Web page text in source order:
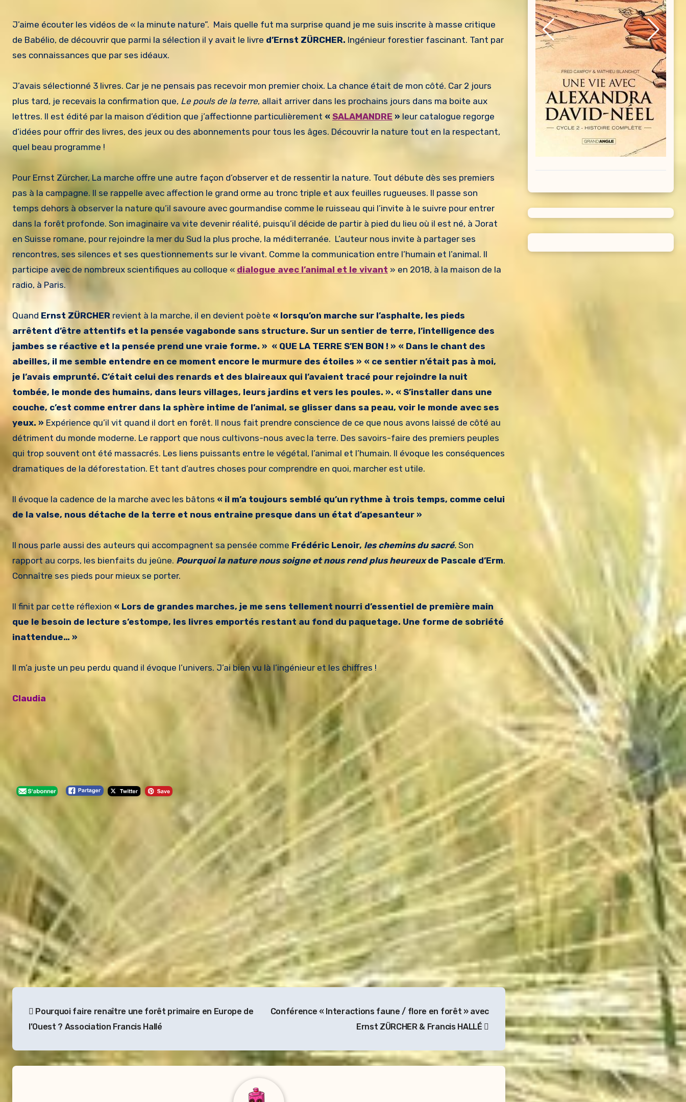
J’aime écouter les vidéos de « la minute nature”. Mais quelle fut ma surprise quand je me suis inscrite à masse critique
de Babélio, de découvrir que parmi la sélection il y avait le livre d’Ernst ZÜRCHER. Ingénieur forestier fascinant. Tant par
ses connaissances que par ses idéaux.
J’avais sélectionné 3 livres. Car je ne pensais pas recevoir mon premier choix. La chance était de mon côté. Car 2 jours
plus tard, je recevais la confirmation que, Le pouls de la terre, allait arriver dans les prochains jours dans ma boite aux
lettres. Il est édité par la maison d’édition que j’affectionne particulièrement « SALAMANDRE » leur catalogue regorge
d’idées pour offrir des livres, des jeux ou des abonnements pour tous les âges. Découvrir la nature tout en la respectant,
quel beau programme !
Pour Ernst Zürcher, La marche offre une autre façon d’observer et de ressentir la nature. Tout débute dès ses premiers
pas à la campagne. Il se rappelle avec affection le grand orme au tronc triple et aux feuilles rugueuses. Il passe son
temps dehors à observer la nature qu’il savoure avec gourmandise comme le ruisseau qui l’invite à le suivre pour entrer
dans la forêt profonde. Son imaginaire va vite devenir réalité, puisqu’il décide de partir à pied du lieu où il est né, à Jorat
en Suisse romane, pour rejoindre la mer du Sud la plus proche, la méditerranée. L’auteur nous invite à partager ses
rencontres, ses silences et ses questionnements sur le vivant. Comme la communication entre l’humain et l’animal. Il
participe avec de nombreux scientifiques au colloque « dialogue avec l’animal et le vivant » en 2018, à la maison de la
radio, à Paris.
Quand Ernst ZÜRCHER revient à la marche, il en devient poète « lorsqu’on marche sur l’asphalte, les pieds
arrêtent d’être attentifs et la pensée vagabonde sans structure. Sur un sentier de terre, l’intelligence des
jambes se réactive et la pensée prend une vraie forme. » « QUE LA TERRE S’EN BON ! » « Dans le chant des
abeilles, il me semble entendre en ce moment encore le murmure des étoiles » « ce sentier n’était pas à moi,
je l’avais emprunté. C’était celui des renards et des blaireaux qui l’avaient tracé pour rejoindre la nuit
tombée, le monde des humains, dans leurs villages, leurs jardins et vers les poules. ». « S’installer dans une
couche, c’est comme entrer dans la sphère intime de l’animal, se glisser dans sa peau, voir le monde avec ses
yeux. » Expérience qu’il vit quand il dort en forêt. Il nous fait prendre conscience de ce que nous avons laissé de côté au
détriment du monde moderne. Le rapport que nous cultivons-nous avec la terre. Des savoirs-faire des premiers peuples
qui trop souvent ont été massacrés. Les liens puissants entre le végétal, l’animal et l’humain. Il évoque les conséquences
dramatiques de la déforestation. Et tant d’autres choses pour comprendre en quoi, marcher est utile.
Il évoque la cadence de la marche avec les bâtons « il m’a toujours semblé qu’un rythme à trois temps, comme celui
de la valse, nous détache de la terre et nous entraine presque dans un état d’apesanteur »
Il nous parle aussi des auteurs qui accompagnent sa pensée comme Frédéric Lenoir, les chemins du sacré. Son
rapport au corps, les bienfaits du jeûne. Pourquoi la nature nous soigne et nous rend plus heureuxde Pascale d’Erm.
Connaître ses pieds pour mieux se porter.
Il finit par cette réflexion « Lors de grandes marches, je me sens tellement nourri d’essentiel de première main
que le besoin de lecture s’estompe, les livres emportés restant au fond du paquetage. Une forme de sobriété
inattendue… »
Il m’a juste un peu perdu quand il évoque l’univers. J’ai bien vu là l’ingénieur et les chiffres !
Claudia
Navigation
de Pourquoi faire renaître une forêt primaire en Europe de
l’Ouest ? Association Francis Hallé
Conférence « Interactions faune / flore en forêt » avec
Ernst ZÜRCHER & Francis HALLÉ